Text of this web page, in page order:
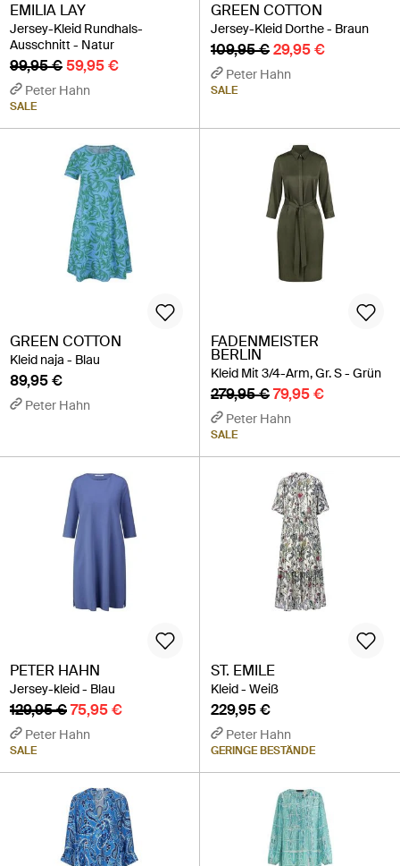
EMILIA LAY
Jersey-Kleid Rundhals-
Ausschnitt - Natur
99,95 €59,95 €
Peter Hahn
SALE
GREEN COTTON
Jersey-Kleid Dorthe - Braun
109,95 €29,95 €
Peter Hahn
SALE
GREEN COTTON
Kleid naja - Blau
89,95 €
Peter Hahn
FADENMEISTER
BERLIN
Kleid Mit 3/4-Arm, Gr. S - Grün
279,95 €79,95 €
Peter Hahn
SALE
PETER HAHN
Jersey-kleid - Blau
129,95 €75,95 €
Peter Hahn
SALE
ST. EMILE
Kleid - Weiß
229,95 €
Peter Hahn
GERINGE BESTÄNDE